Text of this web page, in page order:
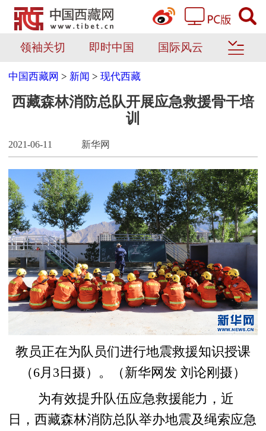
领袖关切 即时中国 国际风云
中国西藏网 > 新闻 >现代西藏
西藏森林消防总队开展应急救援骨干培
训
2021-06-11 新华网
教员正在为队员们进行地震救援知识授课
（6月3日摄）。（新华网发 刘论刚摄）
为有效提升队伍应急救援能力，近
日，西藏森林消防总队举办地震及绳索应急